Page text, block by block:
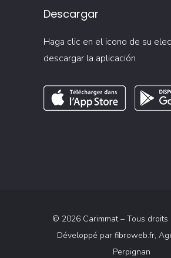
Descargar
Haga clic en el icono de su
descargar la aplicación
© 2026 Carimmat – Tous droits
Développé par fibroweb.fr,
Perpignan